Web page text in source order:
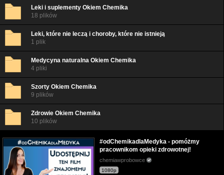
Leki i suplementy Okiem Chemika
18 plików
Leki, które nie leczą i choroby, które nie istnieją
1 plik
Medycyna naturalna Okiem Chemika
4 pliki
Szorty Okiem Chemika
9 plików
Zdrowie Okiem Chemika
10 plików
#odChemikadlaMedyka - pomóżmy
pracownikom opieki zdrowotnej!
chemiawprobowce
1080p